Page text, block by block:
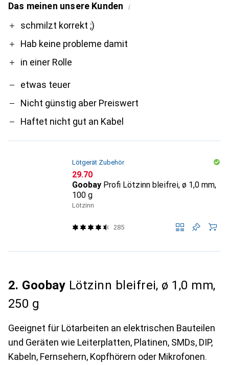
Das meinen unsere Kunden i
Proschmilzt korrekt ;)
Hab keine probleme damit
in einer Rolle
Contra
etwas teuer
Nicht günstig aber Preiswert
Haftet nicht gut an Kabel
Lötgerät Zubehör
CHF
29.70
Goobay Profi Lötzinn bleifrei, ø 1,0 mm,
100 g
Lötzinn
285
2. Goobay Lötzinn bleifrei, ø 1,0 mm,
250 g
Geeignet für Lötarbeiten an elektrischen Bauteilen
und Geräten wie Leiterplatten, Platinen, SMDs, DIP,
Kabeln, Fernsehern, Kopfhörern oder Mikrofonen.